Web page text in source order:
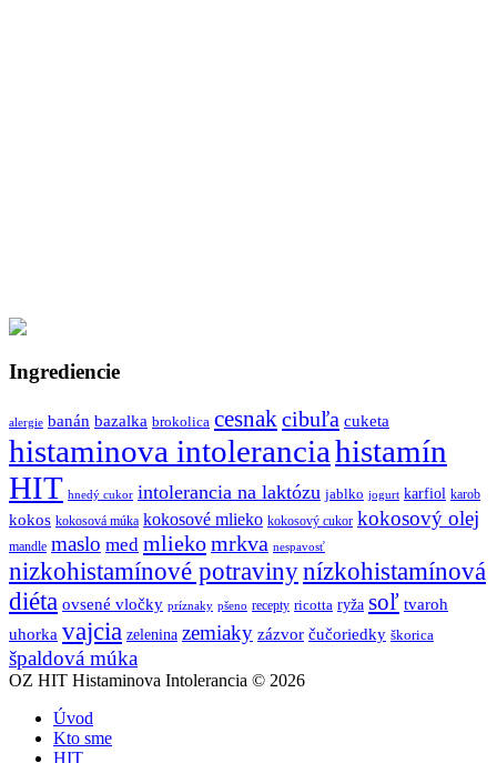
Ingrediencie
alergie banán bazalka brokolica cesnakcibuľa cuketa
histaminova intoleranciahistamín
HIT hnedý cukor intolerancia na laktózu jablko jogurt karfiol karob
kokos kokosová múka kokosové mlieko kokosový cukor kokosový olej
mandle maslo med mliekomrkva nespavosť
nizkohistamínové potravinynízkohistamínová
diéta ovsené vločky príznaky pšeno recepty ricotta ryža soľ tvaroh
uhorka vajcia zelenina zemiaky zázvor čučoriedky škorica
špaldová múka
OZ HIT Histaminova Intolerancia © 2026
Úvod
Kto sme
HIT